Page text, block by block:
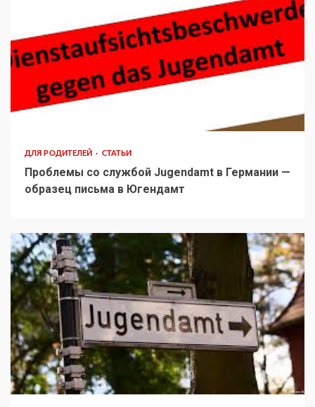
ДЛЯ РОДИТЕЛЕЙ СТАТЬИ
Проблемы со службой Jugendamt в Германии —
образец письма в Югендамт